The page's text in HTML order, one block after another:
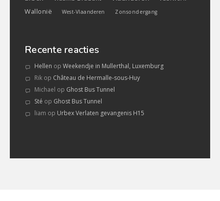
Wallonië West-Vlaanderen Zonsondergang
Recente reacties
Hellen op Weekendje in Mullerthal, Luxemburg
Rik op Château de Hermalle-sous-Huy
Michael op Ghost Bus Tunnel
Sté op Ghost Bus Tunnel
liam op Urbex Verlaten gevangenis H15